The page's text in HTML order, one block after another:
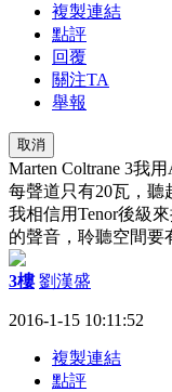
複製連結
點評
回覆
關注TA
舉報
取消
Marten Coltrane 3我
每聲道只有20瓦，聽
我相信用Tenor後級
的聲音，聆聽空間要
3樓 劉漢盛
2016-1-15 10:11:52
複製連結
點評